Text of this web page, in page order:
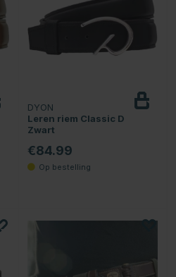
DYON
Leren riem Classic D
Zwart
€84.99